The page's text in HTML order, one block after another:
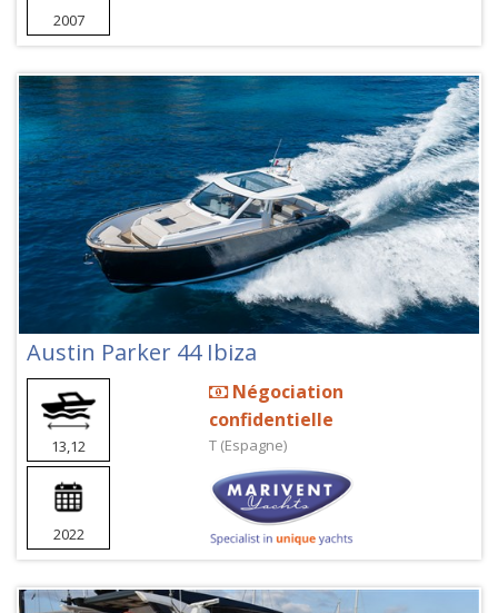
2007
Austin Parker 44 Ibiza
13,12
2022
Négociation
confidentielle
T (Espagne)